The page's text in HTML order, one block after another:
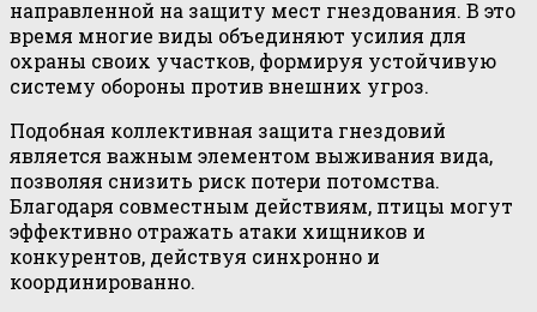
направленной на защиту мест гнездования. В это
время многие виды объединяют усилия для
охраны своих участков, формируя устойчивую
систему обороны против внешних угроз.
Подобная коллективная защита гнездовий
является важным элементом выживания вида,
позволяя снизить риск потери потомства.
Благодаря совместным действиям, птицы могут
эффективно отражать атаки хищников и
конкурентов, действуя синхронно и
координированно.